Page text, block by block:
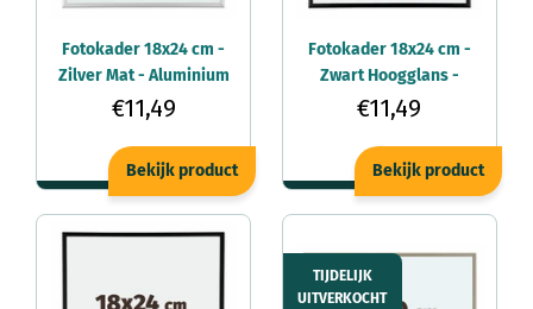
Fotokader 18x24 cm -
Zilver Mat - Aluminium
- Kent
€11,49
Bekijk product
Fotokader 18x24 cm -
Zwart Hoogglans -
Aluminium - Kent
€11,49
Bekijk product
TIJDELIJK
UITVERKOCHT